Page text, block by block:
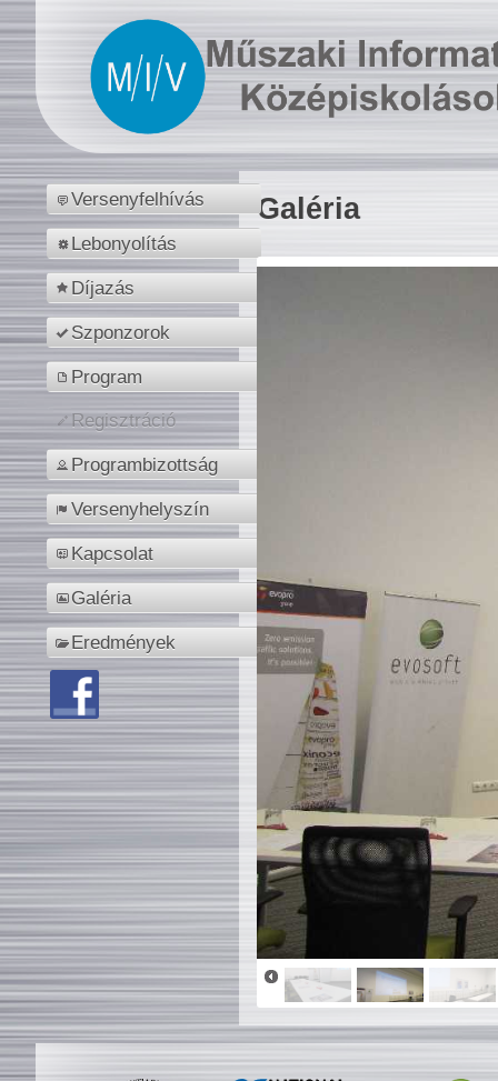
Versenyfelhívás
Lebonyolítás
Díjazás
Szponzorok
Program
Regisztráció
Programbizottság
Versenyhelyszín
Kapcsolat
Galéria
Eredmények
Galéria